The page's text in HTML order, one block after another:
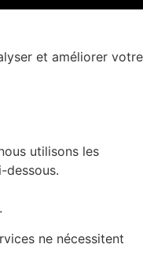
et améliorer votre
utilisons les
dessous.
ne nécessitent